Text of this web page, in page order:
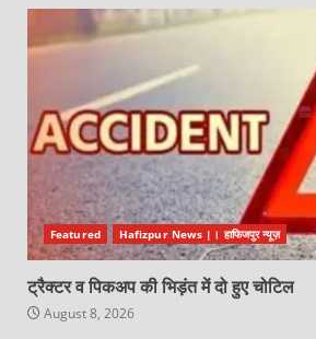
Featured Hafizpur News |। हाफिजपुर न्यूज़
ट्रैक्टर व पिकअप की भिड़ंत में दो हुए चोटिल
August 8, 2026